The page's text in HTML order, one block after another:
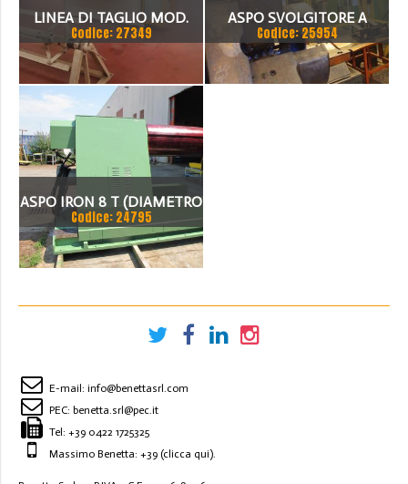
LINEA DI TAGLIO MOD.
MINI SPESSORE 1,25MM
ASPO SVOLGITORE FOLLE
DA 3000 KG
RADDRIZZATRICE A 5
ALBERI CESOIA MECCANICA
1280MM X
Codice: 27349
ASPO SVOLGITORE A
DOPPIO MANDRINO CON
ESPANSIONE
Codice: 25954
ASPO IRON 8 T (DIAMETRO
MANDRINO 400 E 500)
SVOLGITORE
Codice: 24795
E-mail: info@benettasrl.com
PEC: benetta.srl@pec.it
Tel: +39 0422 1725325
Massimo Benetta: +39 (clicca qui).